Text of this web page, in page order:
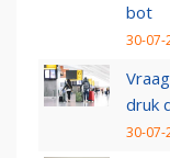
bot
30-07-
druk
30-07-